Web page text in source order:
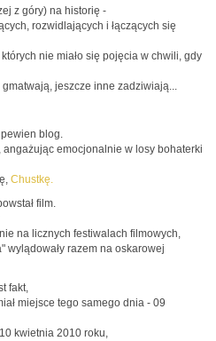
z góry) na historię -
rozwidlających i łączących się
nie miało się pojęcia w chwili, gdy
jeszcze inne zadziwiają...
blog.
angażując emocjonalnie w losy bohaterki
Chustkę.
film.
na licznych festiwalach filmowych,
wylądowały razem na oskarowej
fakt,
miejsce tego samego dnia - 09
kwietnia 2010 roku,